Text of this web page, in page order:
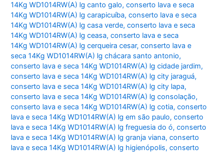
14Kg WD1014RW(A) lg canto galo,conserto lava e seca
14Kg WD1014RW(A) lg carapicuíba,conserto lava e seca
14Kg WD1014RW(A) lg casa verde,conserto lava e seca
14Kg WD1014RW(A) lg ceasa,conserto lava e seca
14Kg WD1014RW(A) lg cerqueira cesar,conserto lava e
seca 14Kg WD1014RW(A) lg chácara santo antonio,
conserto lava e seca 14Kg WD1014RW(A) lg cidade jardim,
conserto lava e seca 14Kg WD1014RW(A) lg city jaraguá,
conserto lava e seca 14Kg WD1014RW(A) lg city lapa,
conserto lava e seca 14Kg WD1014RW(A) lg consolação,
conserto lava e seca 14Kg WD1014RW(A) lg cotia,conserto
lava e seca 14Kg WD1014RW(A) lg em são paulo,conserto
lava e seca 14Kg WD1014RW(A) lg freguesia do ó,conserto
lava e seca 14Kg WD1014RW(A) lg granja viana,conserto
lava e seca 14Kg WD1014RW(A) lg higienópolis,conserto